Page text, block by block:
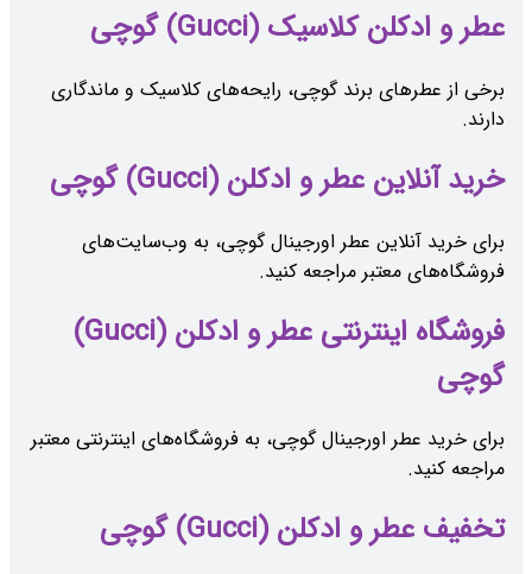
عطر و ادکلن کلاسیک (Gucci) گوچی
برخی از عطرهای برند گوچی، رایحه‌های کلاسیک و ماندگاری
دارند.
خرید آنلاین عطر و ادکلن (Gucci) گوچی
برای خرید آنلاین عطر اورجینال گوچی، به وب‌سایت‌های
فروشگاه‌های معتبر مراجعه کنید.
فروشگاه اینترنتی عطر و ادکلن (Gucci)
گوچی
برای خرید عطر اورجینال گوچی، به فروشگاه‌های اینترنتی معتبر
مراجعه کنید.
تخفیف عطر و ادکلن (Gucci) گوچی